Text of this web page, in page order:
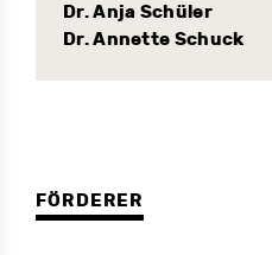
Dr. Anja Schüler
Dr. Annette Schuck
FÖRDERER